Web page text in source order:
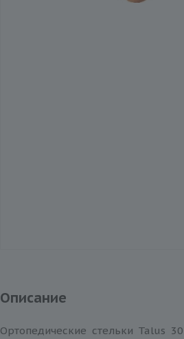
Описание
Ортопедические стельки Talus